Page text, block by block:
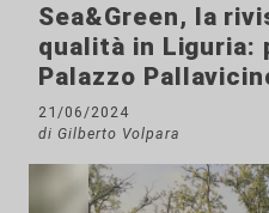
Sea&Green, la
qualità in Liguria:
Palazzo
21/06/2024
di Gilberto Volpara